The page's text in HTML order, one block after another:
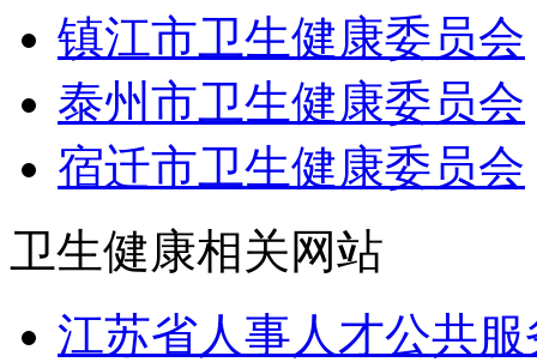
镇江市卫生健康委员会
泰州市卫生健康委员会
宿迁市卫生健康委员会
卫生健康相关网站
江苏省人事人才公共服